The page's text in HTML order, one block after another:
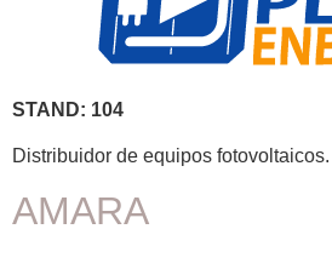
STAND: 104
Distribuidor de equipos fotovoltaicos.
AMARA